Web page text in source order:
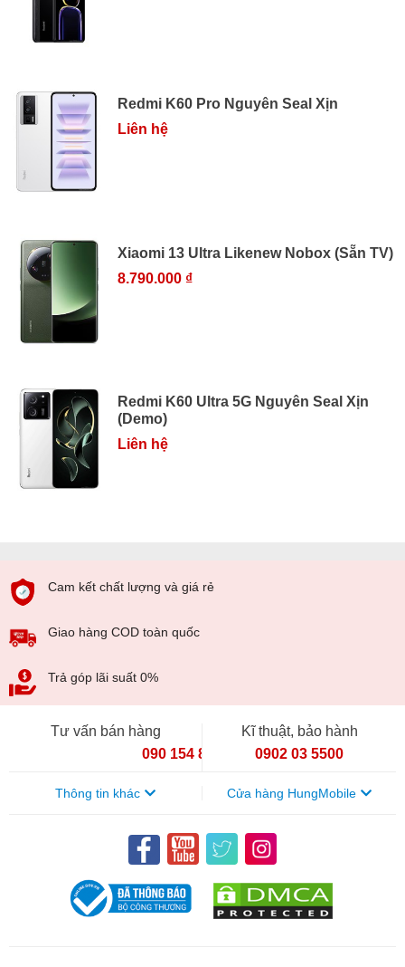
Redmi K60 Pro Nguyên Seal Xịn
Liên hệ
Xiaomi 13 Ultra Likenew Nobox (Sẵn TV)
8.790.000 ₫
Redmi K60 Ultra 5G Nguyên Seal Xịn
(Demo)
Liên hệ
Cam kết chất lượng và giá rẻ
Giao hàng COD toàn quốc
Trả góp lãi suất 0%
Tư vấn bán hàng
090 154 8866
Kĩ thuật, bảo hành
0902 03 5500
Thông tin khác Cửa hàng HungMobile